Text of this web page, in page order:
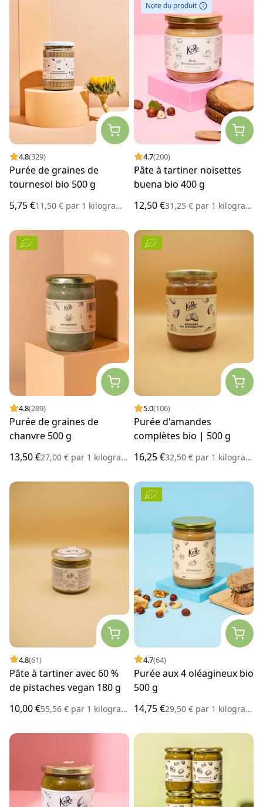
4.8(329)
Purée de graines de
tournesol bio 500 g
5,75 €11,50 € par 1 kilogramme
Note du produit
4.7(200)
Pâte à tartiner noisettes
buena bio 400 g
12,50 €31,25 € par 1 kilogramme
4.8(289)
Purée de graines de
chanvre 500 g
13,50 €27,00 € par 1 kilogramme
5.0(106)
Purée d'amandes
complètes bio | 500 g
16,25 €32,50 € par 1 kilogramme
4.8(61)
Pâte à tartiner avec 60 %
de pistaches vegan 180 g
10,00 €55,56 € par 1 kilogramme
4.7(64)
Purée aux 4 oléagineux bio
500 g
14,75 €29,50 € par 1 kilogramme